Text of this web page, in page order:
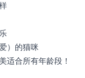
）的猫咪
适合所有年龄段！